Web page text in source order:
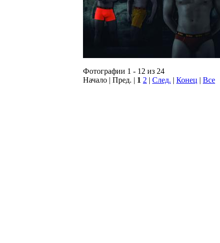
Фотографии 1 - 12 из 24
Начало | Пред. | 1 2 | След. | Конец | Все